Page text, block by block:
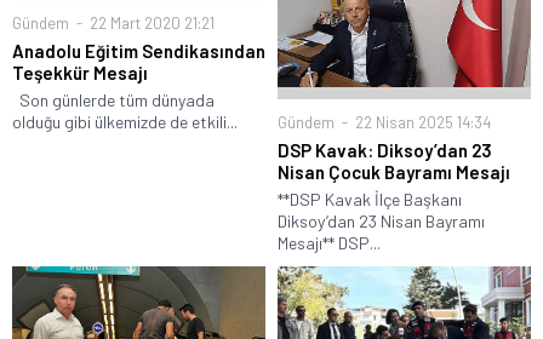
Gündem 22 Mart 2020 21:21
Anadolu Eğitim Sendikasından
Teşekkür Mesajı
Son günlerde tüm dünyada
olduğu gibi ülkemizde de etkili...
Gündem 22 Nisan 2025 14:34
DSP Kavak: Diksoy’dan 23
Nisan Çocuk Bayramı Mesajı
**DSP Kavak İlçe Başkanı
Diksoy’dan 23 Nisan Bayramı
Mesajı** DSP...